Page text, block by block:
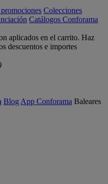
Colecciones
Catálogos Conforama
aplicados en el carrito. Haz
descuentos e importes
Blog App Conforama Baleares